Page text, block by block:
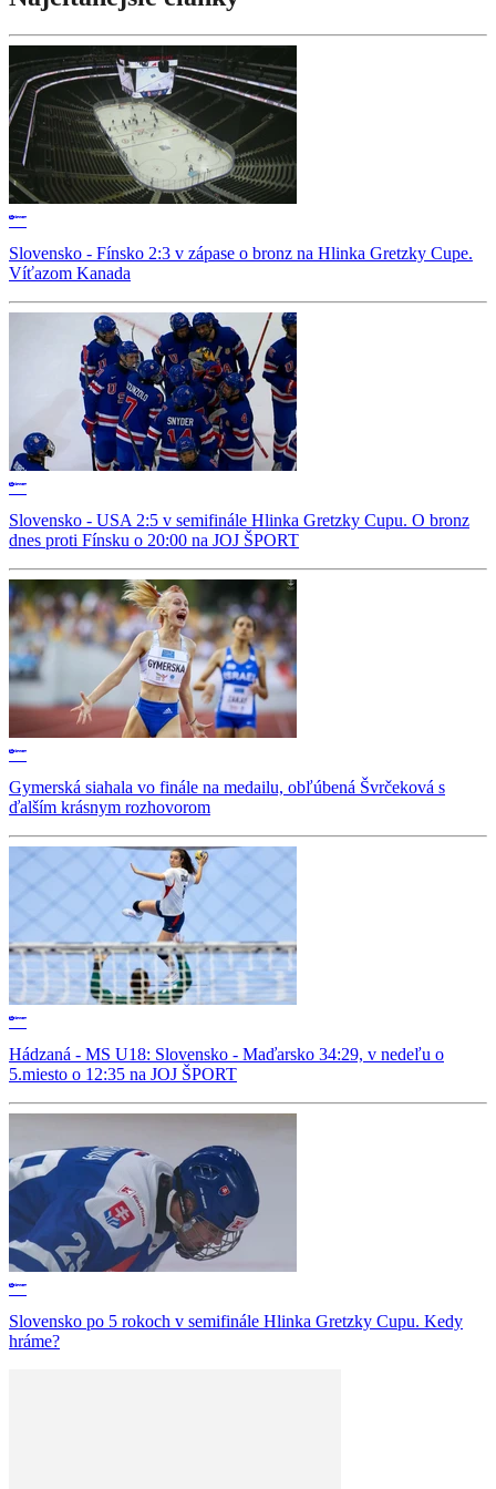
Slovensko - Fínsko 2:3 v zápase o bronz na Hlinka Gretzky Cupe.
Víťazom Kanada
Slovensko - USA 2:5 v semifinále Hlinka Gretzky Cupu. O bronz
dnes proti Fínsku o 20:00 na JOJ ŠPORT
Gymerská siahala vo finále na medailu, obľúbená Švrčeková s
ďalším krásnym rozhovorom
Hádzaná - MS U18: Slovensko - Maďarsko 34:29, v nedeľu o
5.miesto o 12:35 na JOJ ŠPORT
Slovensko po 5 rokoch v semifinále Hlinka Gretzky Cupu. Kedy
hráme?